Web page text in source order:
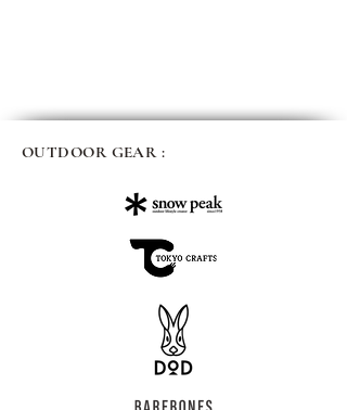
OUTDOOR GEAR :